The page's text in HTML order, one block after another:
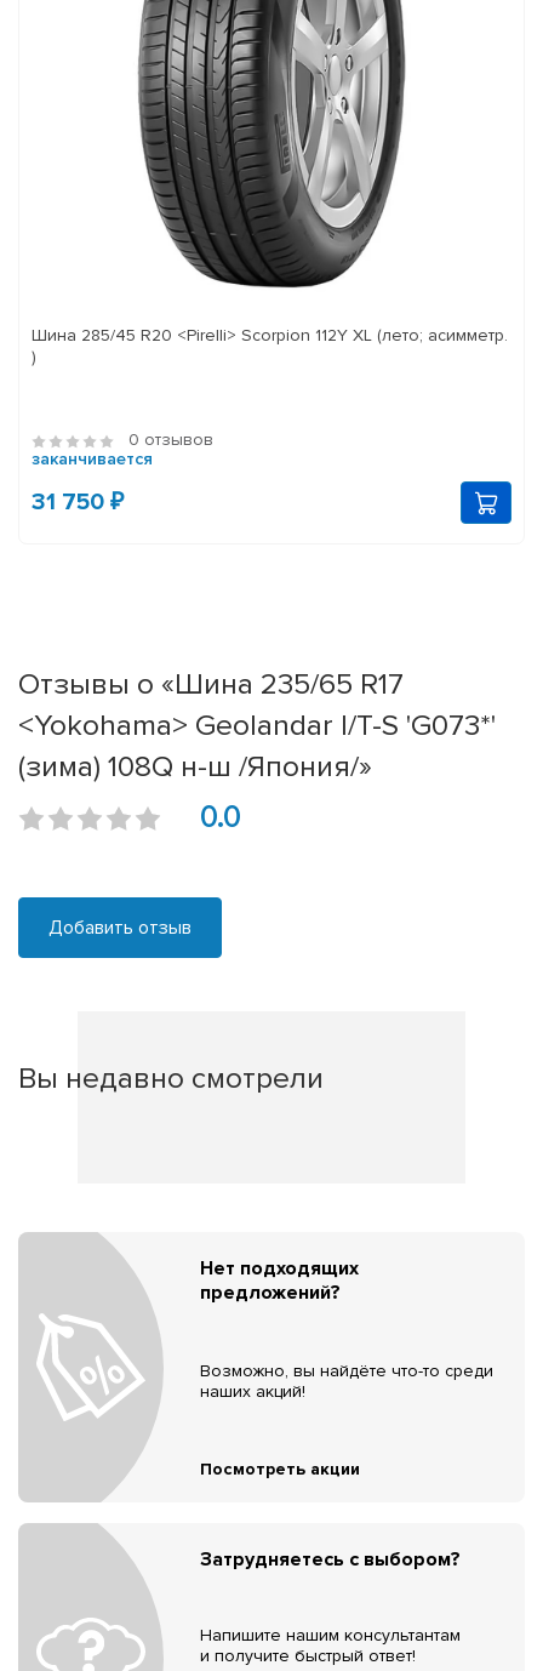
Шина 285/45 R20 <Pirelli> Scorpion 112Y XL (лето; асимметр.
)
0 отзывов
заканчивается
31 750 ₽
Отзывы о «Шина 235/65 R17
<Yokohama> Geolandar I/T-S 'G073*'
(зима) 108Q н-ш /Япония/»
0.0
Добавить отзыв
Вы недавно смотрели
Нет подходящих
предложений?
Возможно, вы найдёте что-то среди
наших акций!
Посмотреть акции
Затрудняетесь с выбором?
Напишите нашим консультантам
и получите быстрый ответ!